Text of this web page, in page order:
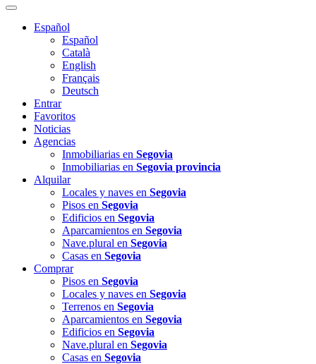
Español
Español
Català
English
Français
Deutsch
Entrar
Favoritos
Noticias
Agencias
Inmobiliarias en Segovia
Inmobiliarias en Segovia provincia
Alquilar
Locales y naves en Segovia
Pisos en Segovia
Edificios en Segovia
Aparcamientos en Segovia
Nave.plural en Segovia
Casas en Segovia
Comprar
Pisos en Segovia
Locales y naves en Segovia
Terrenos en Segovia
Aparcamientos en Segovia
Edificios en Segovia
Nave.plural en Segovia
Casas en Segovia